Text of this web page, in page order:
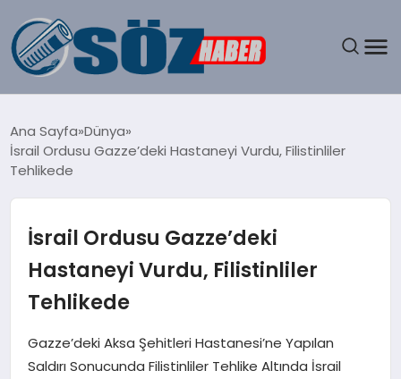
SPOR
EĞITIM
SAĞLIK
Ana Sayfa Dünya
İsrail Ordusu Gazze’deki Hastaneyi Vurdu, Filistinliler
Tehlikede
İsrail Ordusu Gazze’deki
Hastaneyi Vurdu, Filistinliler
Tehlikede
Gazze’deki Aksa Şehitleri Hastanesi’ne Yapılan
Saldırı Sonucunda Filistinliler Tehlike Altında İsrail